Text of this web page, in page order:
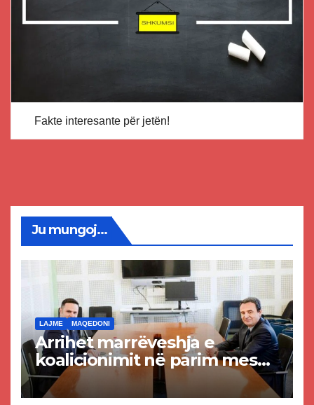
Fakte interesante për jetën!
Ju mungoj...
LAJME MAQEDONI
Arrihet marrëveshja e
koalicionimit në parim mes
Kurtit dhe Abdixhikut